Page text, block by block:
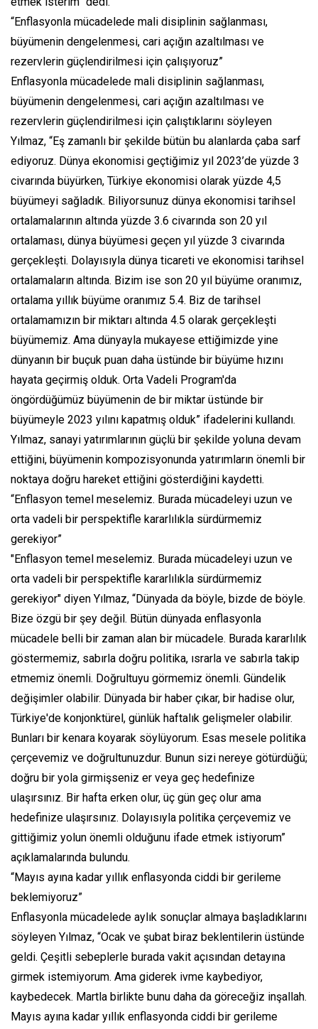
“Enflasyonla mücadelede mali disiplinin sağlanması,
büyümenin dengelenmesi, cari açığın azaltılması ve
rezervlerin güçlendirilmesi için çalışıyoruz”
Enflasyonla mücadelede mali disiplinin sağlanması,
büyümenin dengelenmesi, cari açığın azaltılması ve
rezervlerin güçlendirilmesi için çalıştıklarını söyleyen
Yılmaz, “Eş zamanlı bir şekilde bütün bu alanlarda çaba sarf
ediyoruz. Dünya ekonomisi geçtiğimiz yıl 2023’de yüzde 3
civarında büyürken, Türkiye ekonomisi olarak yüzde 4,5
büyümeyi sağladık. Biliyorsunuz dünya ekonomisi tarihsel
ortalamalarının altında yüzde 3.6 civarında son 20 yıl
ortalaması, dünya büyümesi geçen yıl yüzde 3 civarında
gerçekleşti. Dolayısıyla dünya ticareti ve ekonomisi tarihsel
ortalamaların altında. Bizim ise son 20 yıl büyüme oranımız,
ortalama yıllık büyüme oranımız 5.4. Biz de tarihsel
ortalamamızın bir miktarı altında 4.5 olarak gerçekleşti
büyümemiz. Ama dünyayla mukayese ettiğimizde yine
dünyanın bir buçuk puan daha üstünde bir büyüme hızını
hayata geçirmiş olduk. Orta Vadeli Program'da
öngördüğümüz büyümenin de bir miktar üstünde bir
büyümeyle 2023 yılını kapatmış olduk” ifadelerini kullandı.
Yılmaz, sanayi yatırımlarının güçlü bir şekilde yoluna devam
ettiğini, büyümenin kompozisyonunda yatırımların önemli bir
noktaya doğru hareket ettiğini gösterdiğini kaydetti.
“Enflasyon temel meselemiz. Burada mücadeleyi uzun ve
orta vadeli bir perspektifle kararlılıkla sürdürmemiz
gerekiyor”
"Enflasyon temel meselemiz. Burada mücadeleyi uzun ve
orta vadeli bir perspektifle kararlılıkla sürdürmemiz
gerekiyor" diyen Yılmaz, “Dünyada da böyle, bizde de böyle.
Bize özgü bir şey değil. Bütün dünyada enflasyonla
mücadele belli bir zaman alan bir mücadele. Burada kararlılık
göstermemiz, sabırla doğru politika, ısrarla ve sabırla takip
etmemiz önemli. Doğrultuyu görmemiz önemli. Gündelik
değişimler olabilir. Dünyada bir haber çıkar, bir hadise olur,
Türkiye'de konjonktürel, günlük haftalık gelişmeler olabilir.
Bunları bir kenara koyarak söylüyorum. Esas mesele politika
çerçevemiz ve doğrultunuzdur. Bunun sizi nereye götürdüğü;
doğru bir yola girmişseniz er veya geç hedefinize
ulaşırsınız. Bir hafta erken olur, üç gün geç olur ama
hedefinize ulaşırsınız. Dolayısıyla politika çerçevemiz ve
gittiğimiz yolun önemli olduğunu ifade etmek istiyorum”
açıklamalarında bulundu.
“Mayıs ayına kadar yıllık enflasyonda ciddi bir gerileme
beklemiyoruz”
Enflasyonla mücadelede aylık sonuçlar almaya başladıklarını
söyleyen Yılmaz, “Ocak ve şubat biraz beklentilerin üstünde
geldi. Çeşitli sebeplerle burada vakit açısından detayına
girmek istemiyorum. Ama giderek ivme kaybediyor,
kaybedecek. Martla birlikte bunu daha da göreceğiz inşallah.
Mayıs ayına kadar yıllık enflasyonda ciddi bir gerileme